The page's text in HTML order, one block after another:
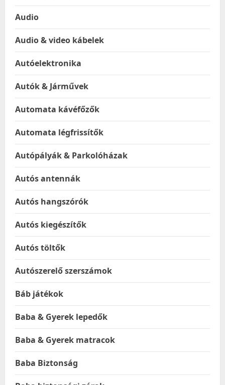
Audio
Audio & video kábelek
Autóelektronika
Autók & Járművek
Automata kávéfőzők
Automata légfrissítők
Autópályák & Parkolóházak
Autós antennák
Autós hangszórók
Autós kiegészítők
Autós töltők
Autószerelő szerszámok
Báb játékok
Baba & Gyerek lepedők
Baba & Gyerek matracok
Baba Biztonság